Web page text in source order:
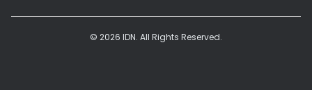
© 2026 IDN. All Rights Reserved.